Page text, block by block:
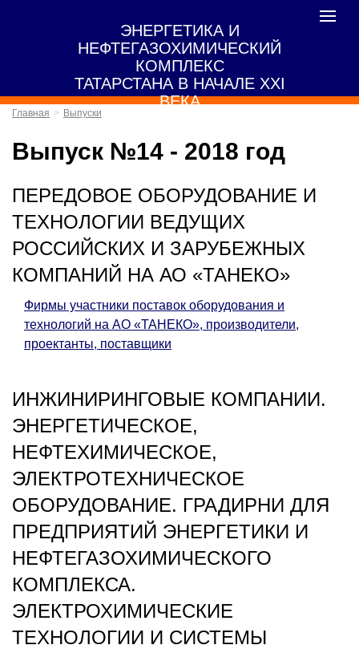
ЭНЕРГЕТИКА И
НЕФТЕГАЗОХИМИЧЕСКИЙ
КОМПЛЕКС
ТАТАРСТАНА В НАЧАЛЕ XXI
ВЕКА
Toggle
Главная Выпуски
Выпуск №14 - 2018 год
ПЕРЕДОВОЕ ОБОРУДОВАНИЕ И
ТЕХНОЛОГИИ ВЕДУЩИХ
РОССИЙСКИХ И ЗАРУБЕЖНЫХ
КОМПАНИЙ НА АО «ТАНЕКО»
Фирмы участники поставок оборудования и
технологий на АО «ТАНЕКО», производители,
проектанты, поставщики
ИНЖИНИРИНГОВЫЕ КОМПАНИИ.
ЭНЕРГЕТИЧЕСКОЕ,
НЕФТЕХИМИЧЕСКОЕ,
ЭЛЕКТРОТЕХНИЧЕСКОЕ
ОБОРУДОВАНИЕ. ГРАДИРНИ ДЛЯ
ПРЕДПРИЯТИЙ ЭНЕРГЕТИКИ И
НЕФТЕГАЗОХИМИЧЕСКОГО
КОМПЛЕКСА.
ЭЛЕКТРОХИМИЧЕСКИЕ
ТЕХНОЛОГИИ И СИСТЕМЫ